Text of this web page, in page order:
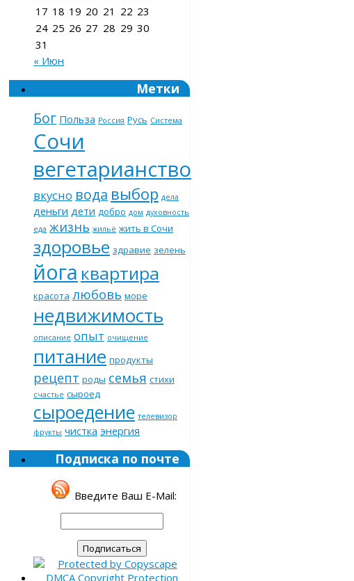
17 18 19 20 21 22 23
24 25 26 27 28 29 30
31
« Июн
Метки
Бог Польза Россия Русь Система
Сочи
вегетарианство
вкусно вода выбор дела
деньги дети добро дом духовность
еда жизнь жильё жить в Сочи
здоровье здравие зелень
йога квартира
красота любовь море
недвижимость
описание опыт очищение
питание продукты
рецепт роды семья стихи
счастье сыроед
сыроедение телевизор
фрукты чистка энергия
Подписка по почте
Введите Ваш E-Mail: